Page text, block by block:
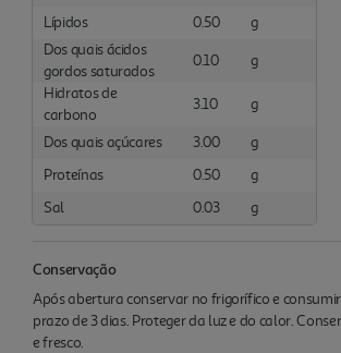
Lípidos
0.50
g
Dos quais ácidos
gordos saturados
0.10
g
Hidratos de
carbono
3.10 g
Dos quais açúcares 3.00
g
Proteínas
0.50
g
Sal
0.03 g
Conservação
Após abertura conservar no frigorífico e
prazo de 3 dias. Proteger da luz e do calor.
e fresco.